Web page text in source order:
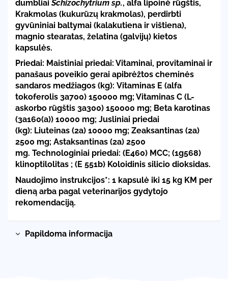
dumbliaiSchizochytrium sp., alfa lipoinė rūgštis,
Krakmolas (kukurūzų krakmolas), perdirbti
gyvūniniai baltymai (kalakutiena ir vištiena),
magnio stearatas, želatina (galvijų) kietos
kapsulės.
Priedai: Maistiniai priedai: Vitaminai, provitaminai ir
panašaus poveikio gerai apibrėžtos cheminės
sandaros medžiagos (kg): Vitaminas E (alfa
tokoferolis 3a700) 150000 mg; Vitaminas C (L-
askorbo rūgštis 3a300) 150000 mg; Beta karotinas
(3a160(a)) 10000 mg; Jusliniai priedai
(kg): Liuteinas (2a) 10000 mg; Zeaksantinas (2a)
2500 mg; Astaksantinas (2a) 2500
mg. Technologiniai priedai: (E460) MCC; (1g568)
klinoptilolitas ; (E 551b) Koloidinis silicio dioksidas.
Naudojimo instrukcijos*: 1 kapsulė iki 15 kg KM per
dieną arba pagal veterinarijos gydytojo
rekomendaciją.
Papildoma informacija